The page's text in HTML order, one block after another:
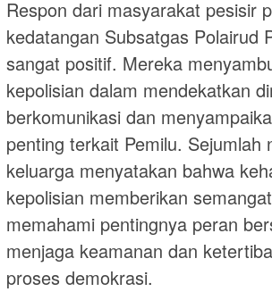
Respon dari masyarakat pesisir
kedatangan Subsatgas Polairud
sangat positif. Mereka
kepolisian dalam mendekatkan
berkomunikasi dan
penting terkait Pemilu. Sejumlah
keluarga menyatakan bahwa
kepolisian memberikan
memahami pentingnya peran
menjaga keamanan dan
proses demokrasi.